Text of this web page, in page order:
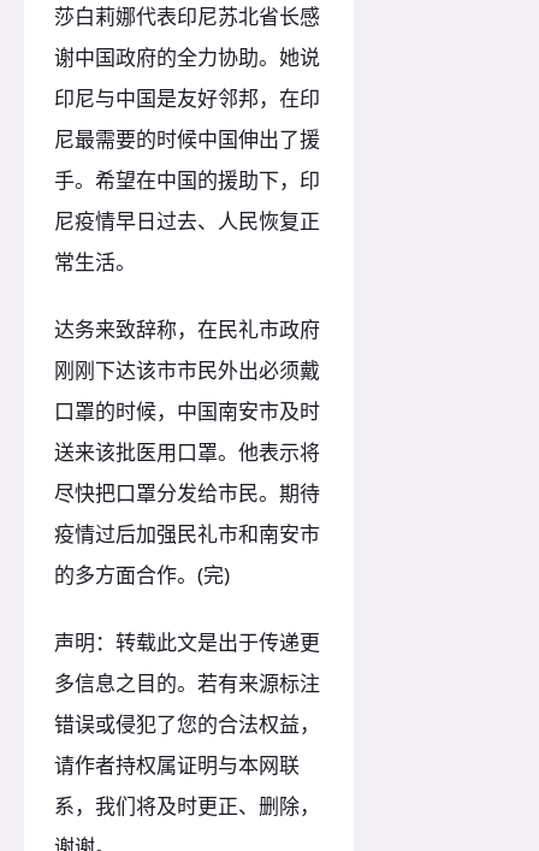
莎白莉娜代表印尼苏北省长感
谢中国政府的全力协助。她说
印尼与中国是友好邻邦，在印
尼最需要的时候中国伸出了援
手。希望在中国的援助下，印
尼疫情早日过去、人民恢复正
常生活。
达务来致辞称，在民礼市政府
刚刚下达该市市民外出必须戴
口罩的时候，中国南安市及时
送来该批医用口罩。他表示将
尽快把口罩分发给市民。期待
疫情过后加强民礼市和南安市
的多方面合作。(完)
声明：转载此文是出于传递更
多信息之目的。若有来源标注
错误或侵犯了您的合法权益，
请作者持权属证明与本网联
系，我们将及时更正、删除，